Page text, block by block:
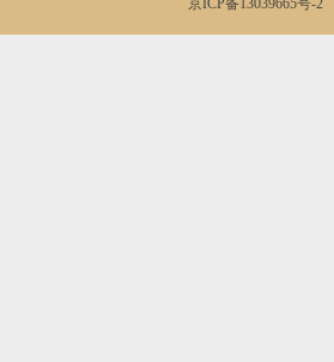
京ICP备13039665号-2